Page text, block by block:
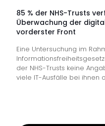
85 % der NHS-Trusts
Überwachung der
vorderster Front
Eine Untersuchung im
der NHS-Trusts keine
viele IT-Ausfälle bei ihnen